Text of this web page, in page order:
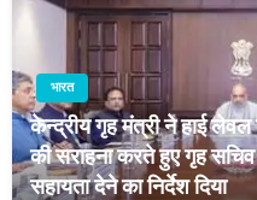
भारत
केन्द्रीय गृह मंत्री ने हाई लेवल
की सराहना करते हुए गृह
सहायता देने का निर्देश दिया